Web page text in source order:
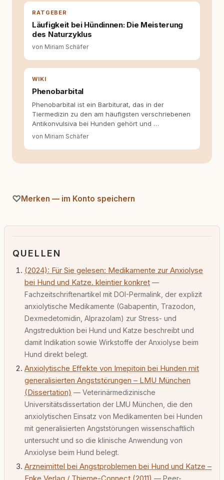
RATGEBER
Läufigkeit bei Hündinnen: Die Meisterung
des Naturzyklus
von Miriam Schäfer
WIKI
Phenobarbital
Phenobarbital ist ein Barbiturat, das in der
Tiermedizin zu den am häufigsten verschriebenen
Antikonvulsiva bei Hunden gehört und …
von Miriam Schäfer
Merken — im Konto speichern
QUELLEN
(2024): Für Sie gelesen: Medikamente zur Anxiolyse
bei Hund und Katze. kleintier konkret —
Fachzeitschriftenartikel mit DOI-Permalink, der explizit
anxiolytische Medikamente (Gabapentin, Trazodon,
Dexmedetomidin, Alprazolam) zur Stress- und
Angstreduktion bei Hund und Katze beschreibt und
damit Indikation sowie Wirkstoffe der Anxiolyse beim
Hund direkt belegt.
Anxiolytische Effekte von Imepitoin bei Hunden mit
generalisierten Angststörungen – LMU München
(Dissertation) — Veterinärmedizinische
Universitätsdissertation der LMU München, die den
anxiolytischen Einsatz von Medikamenten bei Hunden
mit generalisierten Angststörungen wissenschaftlich
untersucht und so die klinische Anwendung von
Anxiolyse beim Hund belegt.
Arzneimittel bei Angstproblemen bei Hund und Katze –
— Peer-